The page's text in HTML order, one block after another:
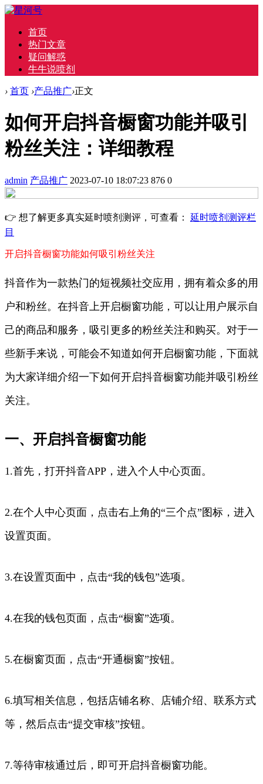
首页
热门文章
疑问解惑
牛牛说喷剂
› 首页 ›产品推广›正文
如何开启抖音橱窗功能并吸引
粉丝关注：详细教程
admin 产品推广 2023-07-10 18:07:23 876 0
👉 想了解更多真实延时喷剂测评，可查看： 延时喷剂测评栏
目
开启抖音橱窗功能如何吸引粉丝关注
抖音作为一款热门的短视频社交应用，拥有着众多的用
户和粉丝。在抖音上开启橱窗功能，可以让用户展示自
己的商品和服务，吸引更多的粉丝关注和购买。对于一
些新手来说，可能会不知道如何开启橱窗功能，下面就
为大家详细介绍一下如何开启抖音橱窗功能并吸引粉丝
关注。
一、开启抖音橱窗功能
1.首先，打开抖音APP，进入个人中心页面。
2.在个人中心页面，点击右上角的“三个点”图标，进入
设置页面。
3.在设置页面中，点击“我的钱包”选项。
4.在我的钱包页面，点击“橱窗”选项。
5.在橱窗页面，点击“开通橱窗”按钮。
6.填写相关信息，包括店铺名称、店铺介绍、联系方式
等，然后点击“提交审核”按钮。
7.等待审核通过后，即可开启抖音橱窗功能。